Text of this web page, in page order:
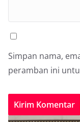
Simpan nama,
peramban ini